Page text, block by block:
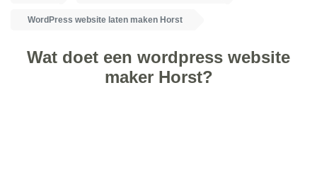
WordPress website laten maken Horst
Wat doet een wordpress website
maker Horst?